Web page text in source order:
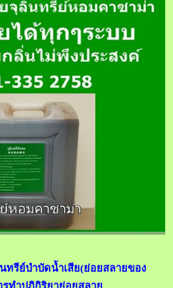
ทรีย์บำบัดน้ำเสีย(ย่อยสลายของ